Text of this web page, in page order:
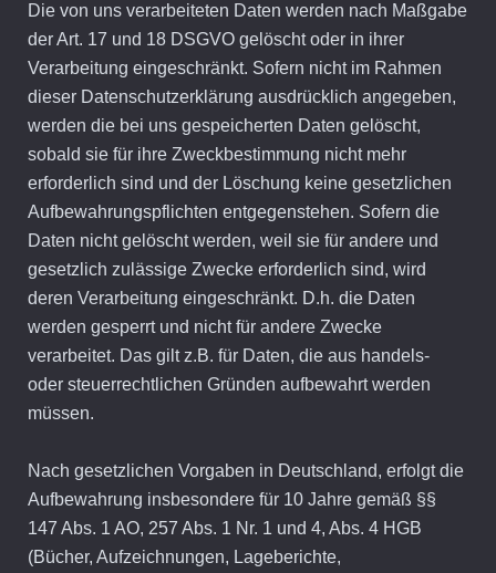
Die von uns verarbeiteten Daten werden nach Maßgabe
der Art. 17 und 18 DSGVO gelöscht oder in ihrer
Verarbeitung eingeschränkt. Sofern nicht im Rahmen
dieser Datenschutzerklärung ausdrücklich angegeben,
werden die bei uns gespeicherten Daten gelöscht,
sobald sie für ihre Zweckbestimmung nicht mehr
erforderlich sind und der Löschung keine gesetzlichen
Aufbewahrungspflichten entgegenstehen. Sofern die
Daten nicht gelöscht werden, weil sie für andere und
gesetzlich zulässige Zwecke erforderlich sind, wird
deren Verarbeitung eingeschränkt. D.h. die Daten
werden gesperrt und nicht für andere Zwecke
verarbeitet. Das gilt z.B. für Daten, die aus handels-
oder steuerrechtlichen Gründen aufbewahrt werden
müssen.
Nach gesetzlichen Vorgaben in Deutschland, erfolgt die
Aufbewahrung insbesondere für 10 Jahre gemäß §§
147 Abs. 1 AO, 257 Abs. 1 Nr. 1 und 4, Abs. 4 HGB
(Bücher, Aufzeichnungen, Lageberichte,